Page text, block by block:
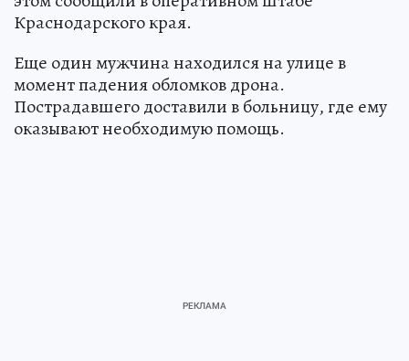
Краснодарского края.
Еще один мужчина находился на улице в
момент падения обломков дрона.
Пострадавшего доставили в больницу, где ему
оказывают необходимую помощь.